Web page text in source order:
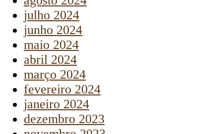
julho 2024
junho 2024
maio 2024
abril 2024
março 2024
fevereiro 2024
janeiro 2024
dezembro 2023